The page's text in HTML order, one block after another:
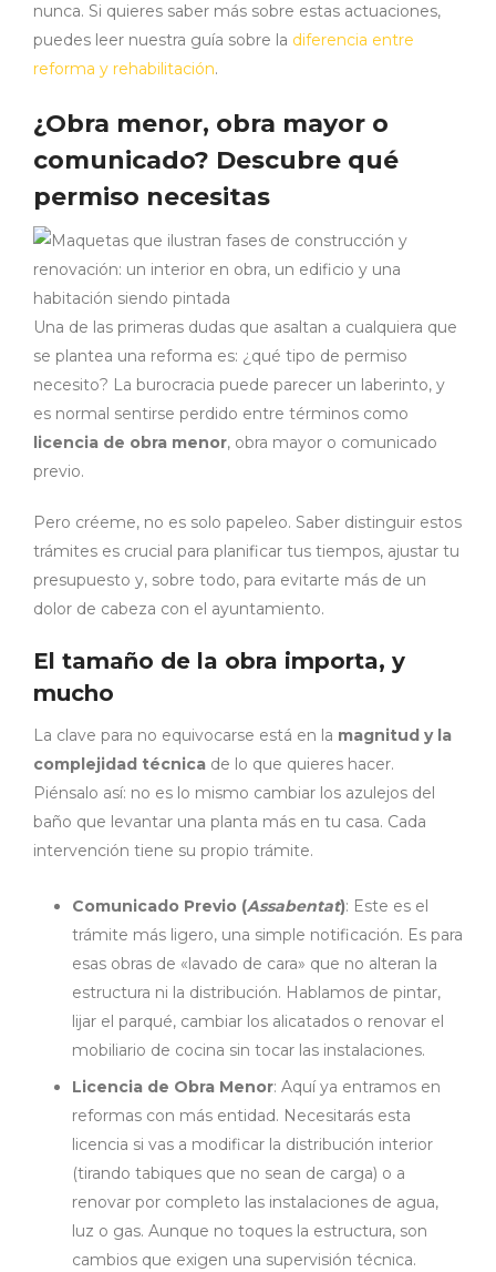
nunca. Si quieres saber más sobre estas actuaciones,
puedes leer nuestra guía sobre la diferencia entre
reforma y rehabilitación.
¿Obra menor, obra mayor o
comunicado? Descubre qué
permiso necesitas
Una de las primeras dudas que asaltan a cualquiera que
se plantea una reforma es: ¿qué tipo de permiso
necesito? La burocracia puede parecer un laberinto, y
es normal sentirse perdido entre términos como
licencia de obra menor, obra mayor o comunicado
previo.
Pero créeme, no es solo papeleo. Saber distinguir estos
trámites es crucial para planificar tus tiempos, ajustar tu
presupuesto y, sobre todo, para evitarte más de un
dolor de cabeza con el ayuntamiento.
El tamaño de la obra importa, y
mucho
La clave para no equivocarse está en la magnitud y la
complejidad técnica de lo que quieres hacer.
Piénsalo así: no es lo mismo cambiar los azulejos del
baño que levantar una planta más en tu casa. Cada
intervención tiene su propio trámite.
Comunicado Previo (Assabentat): Este es el
trámite más ligero, una simple notificación. Es para
esas obras de «lavado de cara» que no alteran la
estructura ni la distribución. Hablamos de pintar,
lijar el parqué, cambiar los alicatados o renovar el
mobiliario de cocina sin tocar las instalaciones.
Licencia de Obra Menor: Aquí ya entramos en
reformas con más entidad. Necesitarás esta
licencia si vas a modificar la distribución interior
(tirando tabiques que no sean de carga) o a
renovar por completo las instalaciones de agua,
luz o gas. Aunque no toques la estructura, son
cambios que exigen una supervisión técnica.